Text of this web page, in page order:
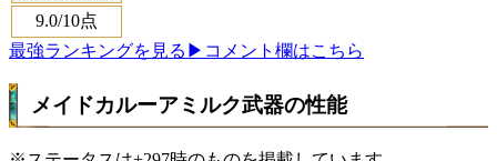
9.0/10点
最強ランキングを見る ▶コメント欄はこちら
メイドカルーアミルク武器の性能